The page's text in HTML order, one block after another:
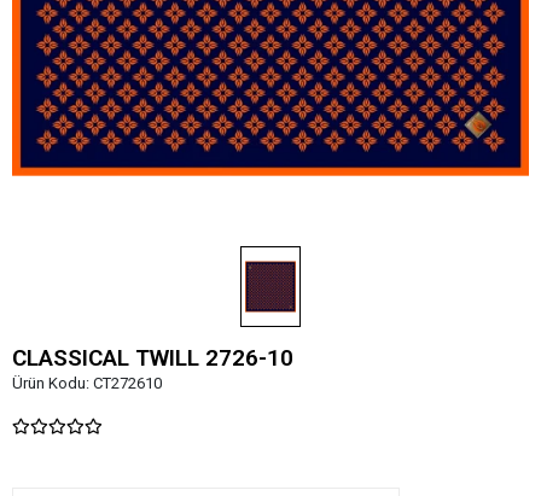
CLASSICAL TWILL 2726-10
Ürün Kodu: CT272610